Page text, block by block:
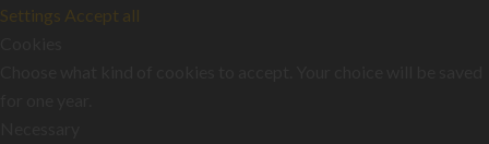
Settings Accept all